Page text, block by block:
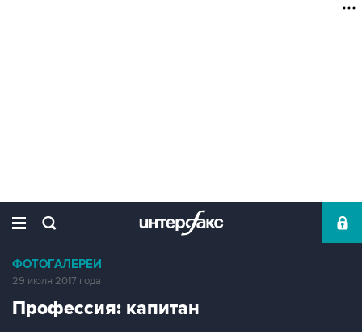
ФОТОГАЛЕРЕИ
29 июля 2017 года
Профессия: капитан